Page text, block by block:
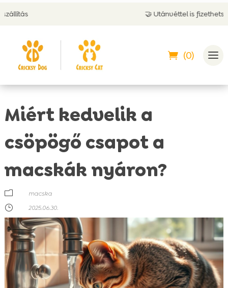
🤝 Utánvéttel is fizethetsz
(0)
Miért kedvelik a
csöpögő csapot a
macskák nyáron?
m
macska
}
2025.06.30.